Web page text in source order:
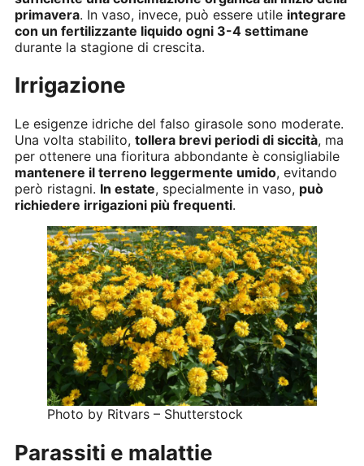
primavera. In vaso, invece, può essere utile integrare
con un fertilizzante liquido ogni 3-4 settimane
durante la stagione di crescita.
Irrigazione
Le esigenze idriche del falso girasole sono moderate.
Una volta stabilito, tollera brevi periodi di siccità, ma
per ottenere una fioritura abbondante è consigliabile
mantenere il terreno leggermente umido, evitando
però ristagni. In estate, specialmente in vaso, può
richiedere irrigazioni più frequenti.
Photo by Ritvars – Shutterstock
Parassiti e malattie